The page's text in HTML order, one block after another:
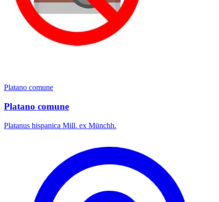
Platano comune
Platano comune
Platanus hispanica Mill. ex Münchh.